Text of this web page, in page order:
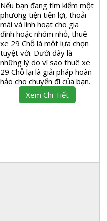
Nếu bạn đang tìm kiếm một
phương tiện tiện lợi, thoải
mái và linh hoạt cho gia
đình hoặc nhóm nhỏ, thuê
xe 29 Chỗ là một lựa chọn
tuyệt vời. Dưới đây là
những lý do vì sao thuê xe
29 Chỗ lại là giải pháp hoàn
hảo cho chuyến đi của bạn.
Xem Chi Tiết